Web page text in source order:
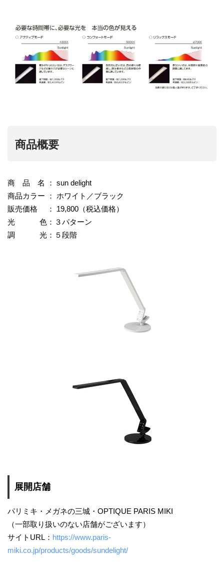
商品概要
商 品 名 ： sun delight
商品カラー ： ホワイト／ブラック
販売価格 ： 19,800（税込価格）
光 色：３パターン
調 光：５段階
展開店舗
パリミキ・メガネの三城・OPTIQUE PARIS MIKI
（一部取り扱いのない店舗がございます）
サイトURL： https://www.paris-
miki.co.jp/products/goods/sundelight/